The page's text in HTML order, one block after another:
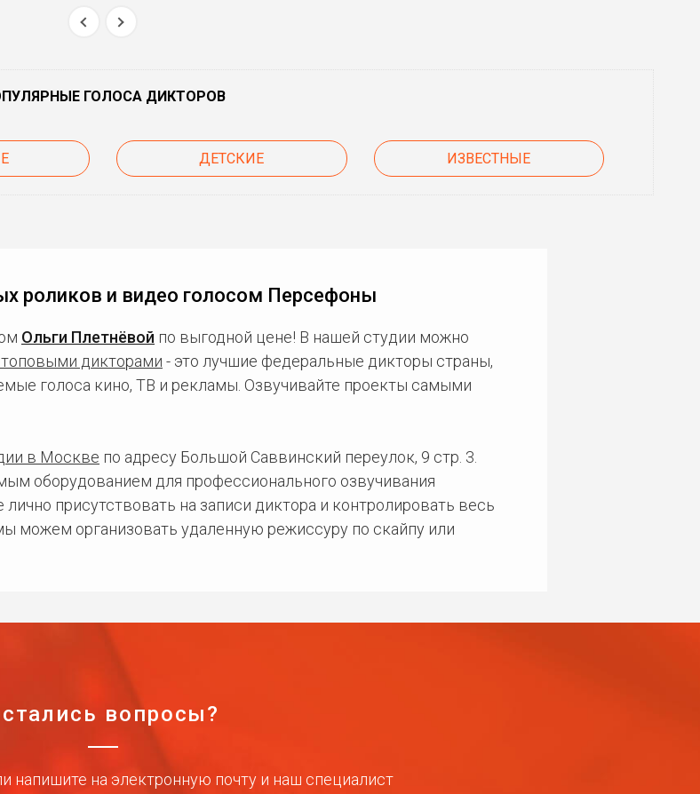
ГОЛОСА ДИКТОРОВ
ДЕТСКИЕ ИЗВЕСТНЫЕ
роликов и видео голосом Персефоны
Ольги Плетнёвой по выгодной цене! В нашей студии можно
дикторами - это лучшие федеральные дикторы страны,
голоса кино, ТВ и рекламы. Озвучивайте проекты самыми
в Москве по адресу Большой Саввинский переулок, 9 стр. 3.
оборудованием для профессионального озвучивания
присутствовать на записи диктора и контролировать весь
можем организовать удаленную режиссуру по скайпу или
вопросы?
напишите на электронную почту и наш специалист